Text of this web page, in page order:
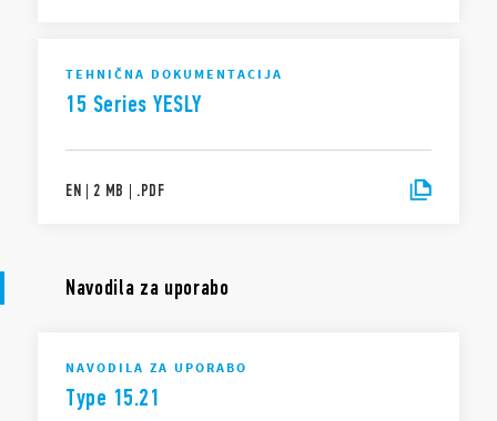
TEHNIČNA DOKUMENTACIJA
15 Series YESLY
EN | 2 MB | .PDF
Navodila za uporabo
NAVODILA ZA UPORABO
Type 15.21